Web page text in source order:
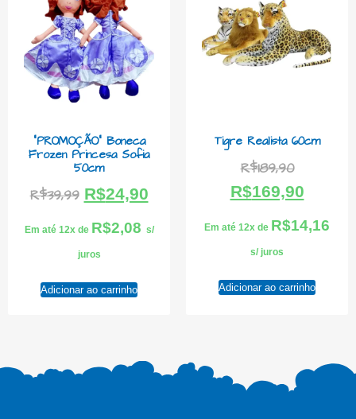
“PROMOÇÃO” Boneca
Frozen Princesa Sofia
50cm
R$39,99 R$24,90
Em até 12x de R$2,08 s/
juros
Adicionar ao carrinho
Tigre Realista 60cm
R$189,90
R$169,90
Em até 12x de R$14,16
s/ juros
Adicionar ao carrinho